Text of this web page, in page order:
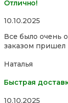
Отлично!
Rated
out
of
10.10.2025
Все было очень
заказом
Наталья
Быстрая
Rated
10.10.2025